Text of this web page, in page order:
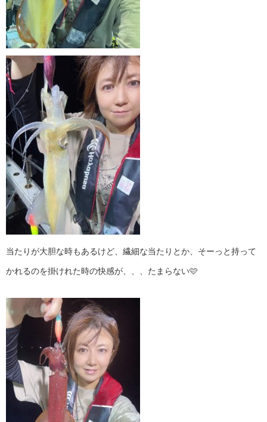
当たりが大胆な時もあるけど、繊細な当たりとか、そーっと持って
かれるのを掛けれた時の快感が、、、たまらない🩷